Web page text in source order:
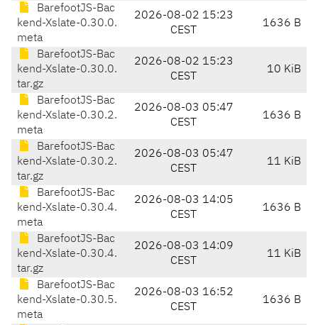
BarefootJS-Bac
kend-Xslate-0.30.0.
meta
2026-08-02 15:23
CEST
1636 B
BarefootJS-Bac
kend-Xslate-0.30.0.
tar.gz
2026-08-02 15:23
CEST
10 KiB
BarefootJS-Bac
kend-Xslate-0.30.2.
meta
2026-08-03 05:47
CEST
1636 B
BarefootJS-Bac
kend-Xslate-0.30.2.
tar.gz
2026-08-03 05:47
CEST
11 KiB
BarefootJS-Bac
kend-Xslate-0.30.4.
meta
2026-08-03 14:05
CEST
1636 B
BarefootJS-Bac
kend-Xslate-0.30.4.
tar.gz
2026-08-03 14:09
CEST
11 KiB
BarefootJS-Bac
kend-Xslate-0.30.5.
meta
2026-08-03 16:52
CEST
1636 B